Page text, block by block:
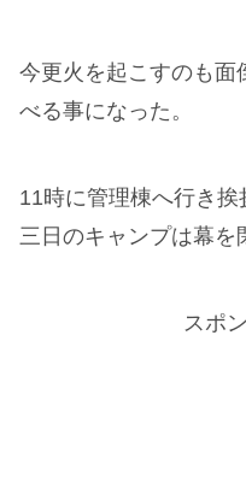
今更火を起こすのも面
べる事になった。
11時に管理棟へ行き
三日のキャンプは幕を
スポ